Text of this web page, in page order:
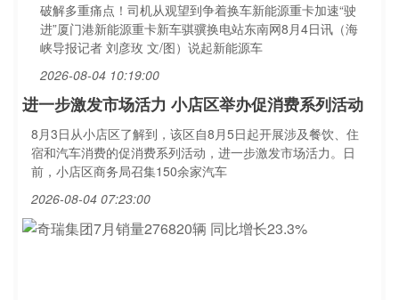
破解多重痛点！司机从观望到争着换车新能源重卡加速“驶
进”厦门港新能源重卡新车骐骥换电站东南网8月4日讯（海
峡导报记者 刘彦玫 文/图）说起新能源车
2026-08-04 10:19:00
进一步激发市场活力 小店区举办促消费系列活动
8月3日从小店区了解到，该区自8月5日起开展涉及餐饮、住
宿和汽车消费的促消费系列活动，进一步激发市场活力。日
前，小店区商务局召集150余家汽车
2026-08-04 07:23:00